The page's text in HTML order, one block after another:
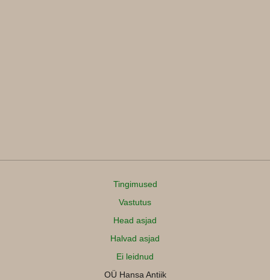
Tingimused
Vastutus
Head asjad
Halvad asjad
Ei leidnud
OÜ Hansa Antiik